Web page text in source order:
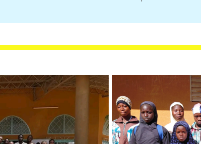
26 décembre 2025 parwebmaster